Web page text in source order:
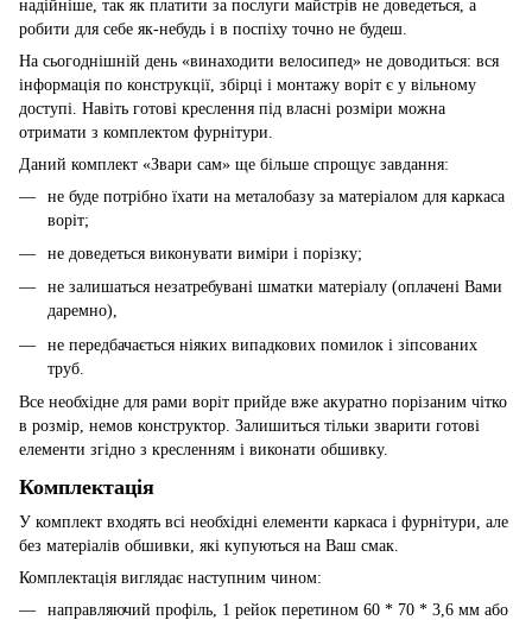
надійніше, так як платити за послуги майстрів не доведеться, а
робити для себе як-небудь і в поспіху точно не будеш.
На сьогоднішній день «винаходити велосипед» не доводиться: вся
інформація по конструкції, збірці і монтажу воріт є у вільному
доступі. Навіть готові креслення під власні розміри можна
отримати з комплектом фурнітури.
Даний комплект «Звари сам» ще більше спрощує завдання:
не буде потрібно їхати на металобазу за матеріалом для каркаса
воріт;
не доведеться виконувати виміри і порізку;
не залишаться незатребувані шматки матеріалу (оплачені Вами
даремно),
не передбачається ніяких випадкових помилок і зіпсованих
труб.
Все необхідне для рами воріт прийде вже акуратно порізаним чітко
в розмір, немов конструктор. Залишиться тільки зварити готові
елементи згідно з кресленням і виконати обшивку.
Комплектація
У комплект входять всі необхідні елементи каркаса і фурнітури, але
без матеріалів обшивки, які купуються на Ваш смак.
Комплектація виглядає наступним чином:
направляючий профіль, 1 рейок перетином 60 * 70 * 3,6 мм або